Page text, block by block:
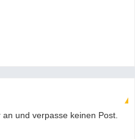
und verpasse keinen Post.